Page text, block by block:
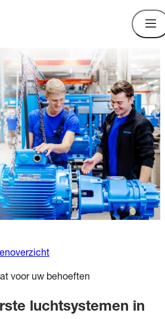
voor uw behoeften
luchtsystemen in